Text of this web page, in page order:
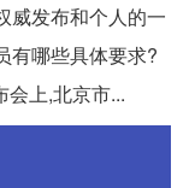
威发布和个人的一
有哪些具体要求?
上,北京市...